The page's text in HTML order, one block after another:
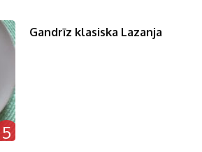
5
Gandrīz klasiska Lazanja